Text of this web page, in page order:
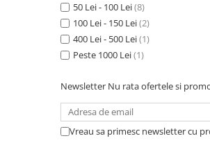
50 Lei - 100 Lei(8)
100 Lei - 150 Lei(2)
400 Lei - 500 Lei(1)
Peste 1000 Lei(1)
Newsletter Nu rata ofertele si
Vreau sa primesc newsletter cu